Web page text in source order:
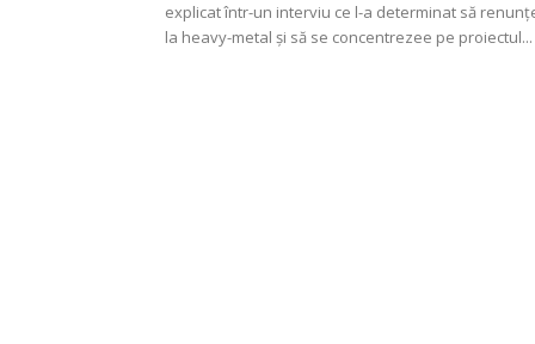
explicat într-un interviu ce l-a determinat să
la heavy-metal și să se concentrezee pe proiectul...